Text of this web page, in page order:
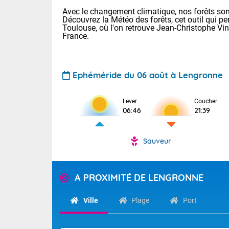
Avec le changement climatique, nos forêts
Découvrez la Météo des forêts, cet outil qui
Toulouse, où l'on retrouve Jean-Christophe
France.
Ephéméride du 06 août à Lengronne
Lever
06:46
Coucher
21:39
Sauveur
A PROXIMITÉ DE LENGRONNE
Ville Plage Port
Voici les
: 11/23 Paris
Clermont-Fd
Limoges :
Lille : 15/24
Risque
(69), Var